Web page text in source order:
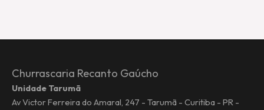
Churrascaria Recanto Gaúcho
Unidade Tarumã
Av Victor Ferreira do Amaral, 247 - Tarumã - Curitiba - PR -